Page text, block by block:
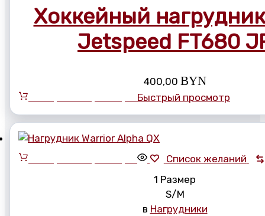
Хоккейный
Jetspeed FT680
400,00 BYN
Быстрый просмотр
Список желаний
1 Размер
S/M
в Нагрудники